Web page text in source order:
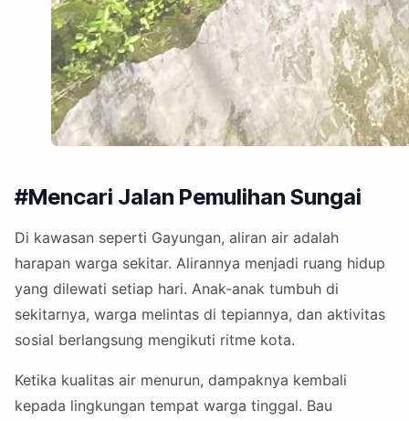
#Mencari Jalan Pemulihan Sungai
Di kawasan seperti Gayungan, aliran air adalah
harapan warga sekitar. Alirannya menjadi ruang hidup
yang dilewati setiap hari. Anak-anak tumbuh di
sekitarnya, warga melintas di tepiannya, dan aktivitas
sosial berlangsung mengikuti ritme kota.
Ketika kualitas air menurun, dampaknya kembali
kepada lingkungan tempat warga tinggal. Bau